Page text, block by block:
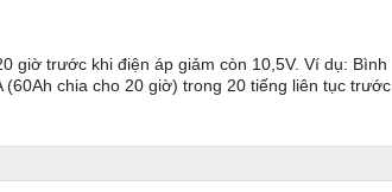
giờ trước khi điện áp giảm còn 10,5V. Ví dụ: Bình
chia cho 20 giờ) trong 20 tiếng liên tục trước